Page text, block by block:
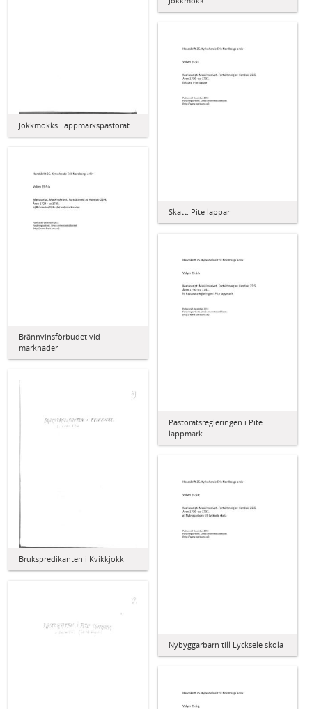
Jokkmokks Lappmarkspastorat
Skatt. Pite lappar
Brännvinsförbudet vid
marknader
Pastoratsregleringen i Pite
lappmark
Brukspredikanten i Kvikkjokk
Nybyggarbarn till Lycksele skola